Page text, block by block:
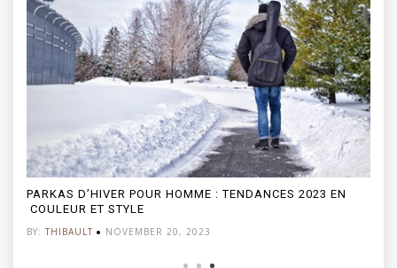
PARKAS D’HIVER POUR HOMME : TENDANCES 2023 EN
COULEUR ET STYLE
BY: THIBAULT NOVEMBER 20, 2023